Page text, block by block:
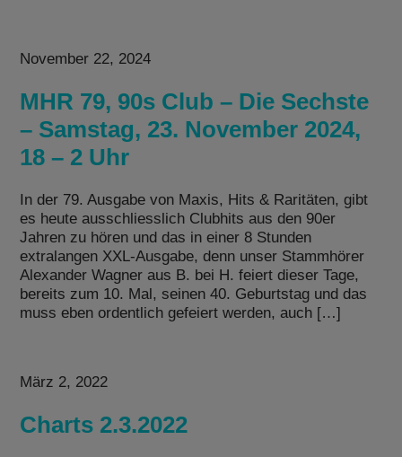
November 22, 2024
MHR 79, 90s Club – Die Sechste
– Samstag, 23. November 2024,
18 – 2 Uhr
In der 79. Ausgabe von Maxis, Hits & Raritäten, gibt
es heute ausschliesslich Clubhits aus den 90er
Jahren zu hören und das in einer 8 Stunden
extralangen XXL-Ausgabe, denn unser Stammhörer
Alexander Wagner aus B. bei H. feiert dieser Tage,
bereits zum 10. Mal, seinen 40. Geburtstag und das
muss eben ordentlich gefeiert werden, auch […]
März 2, 2022
Charts 2.3.2022